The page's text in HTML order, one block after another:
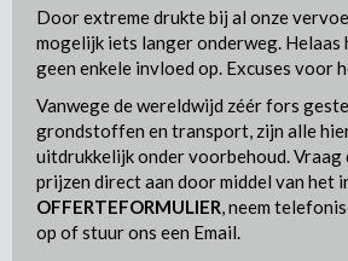
Door extreme drukte bij al onze
mogelijk iets langer onderweg. Helaas
geen enkele invloed op. Excuses voor
Vanwege de wereldwijd zéér fors
grondstoffen en transport, zijn alle
uitdrukkelijk onder voorbehoud. Vraag
prijzen direct aan door middel van het
OFFERTEFORMULIER, neem
op of stuur ons een Email.